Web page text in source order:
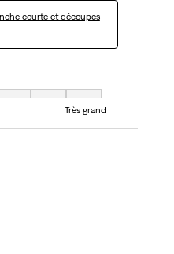
courte et découpes
petit et 7 est égal à Très grand
Très grand